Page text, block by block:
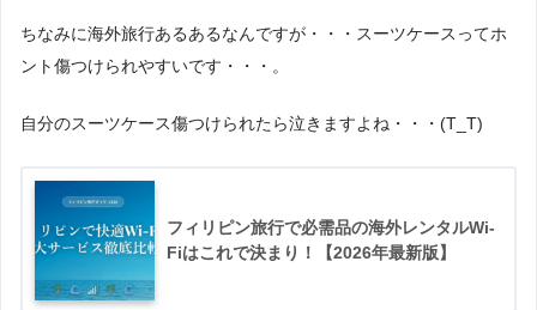
ちなみに海外旅行あるあるなんですが・・・スーツケースってホ
ント傷つけられやすいです・・・。
自分のスーツケース傷つけられたら泣きますよね・・・(T_T)
フィリピン旅行で必需品の海外レンタルWi-
Fiはこれで決まり！【2026年最新版】